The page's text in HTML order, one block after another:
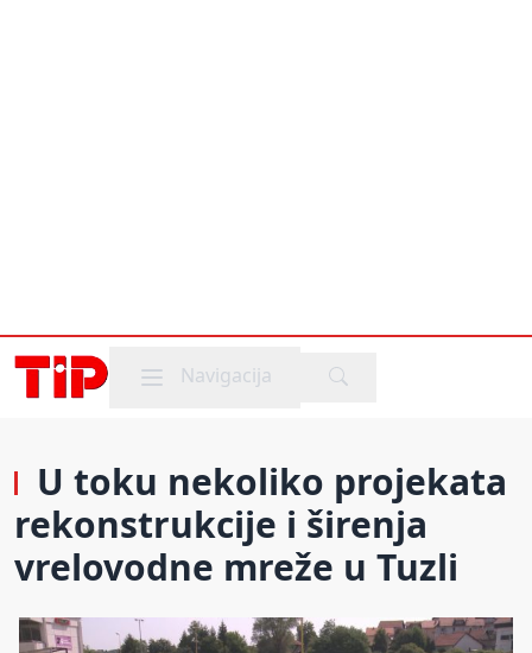
Mobile menu
Navigacija
U toku nekoliko projekata
rekonstrukcije i širenja
vrelovodne mreže u Tuzli